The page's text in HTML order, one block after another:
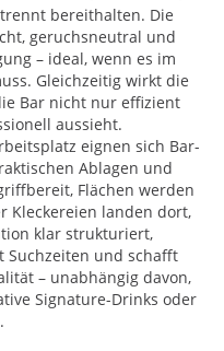
bereithalten. Die
geruchsneutral und
– ideal, wenn es im
Gleichzeitig wirkt die
Bar nicht nur effizient
aussieht.
eignen sich Bar-
Ablagen und
Flächen werden
Kleckereien landen dort,
klar strukturiert,
Suchzeiten und schafft
– unabhängig davon,
Signature-Drinks oder